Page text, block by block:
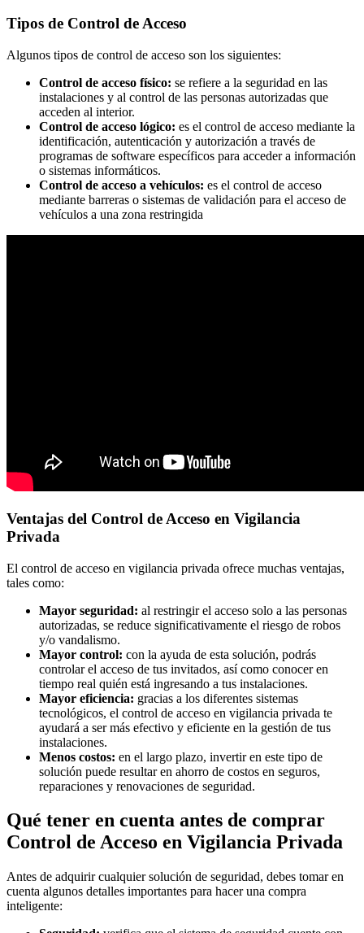
Tipos de Control de Acceso
Algunos tipos de control de acceso son los siguientes:
Control de acceso físico: se refiere a la seguridad en las
instalaciones y al control de las personas autorizadas que
acceden al interior.
Control de acceso lógico: es el control de acceso mediante la
identificación, autenticación y autorización a través de
programas de software específicos para acceder a información
o sistemas informáticos.
Control de acceso a vehículos: es el control de acceso
mediante barreras o sistemas de validación para el acceso de
vehículos a una zona restringida
Ventajas del Control de Acceso en Vigilancia
Privada
El control de acceso en vigilancia privada ofrece muchas ventajas,
tales como:
Mayor seguridad: al restringir el acceso solo a las personas
autorizadas, se reduce significativamente el riesgo de robos
y/o vandalismo.
Mayor control: con la ayuda de esta solución, podrás
controlar el acceso de tus invitados, así como conocer en
tiempo real quién está ingresando a tus instalaciones.
Mayor eficiencia: gracias a los diferentes sistemas
tecnológicos, el control de acceso en vigilancia privada te
ayudará a ser más efectivo y eficiente en la gestión de tus
instalaciones.
Menos costos: en el largo plazo, invertir en este tipo de
solución puede resultar en ahorro de costos en seguros,
reparaciones y renovaciones de seguridad.
Qué tener en cuenta antes de comprar
Control de Acceso en Vigilancia Privada
Antes de adquirir cualquier solución de seguridad, debes tomar en
cuenta algunos detalles importantes para hacer una compra
inteligente: